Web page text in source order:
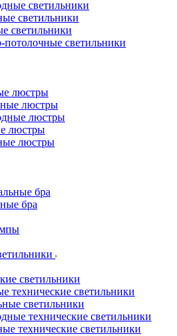
светильники
светильники
светильники
потолочные светильники
люстры
люстры
люстры
люстры
люстры
бра
бра
светильники
технические светильники
светильники
технические светильники
технические светильники